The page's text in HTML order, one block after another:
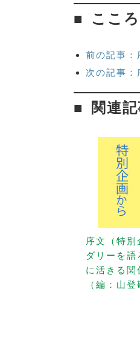
ここ
前の記事：
次の記事：
関連
序文（特別
ダリーを
に活きる関
（編：山登